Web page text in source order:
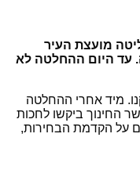
מועצת העיר
עד היום ההחלטה לא
מיד אחרי ההחלטה
החינוך ביקשו לחכות
על הקדמת הבחירות,